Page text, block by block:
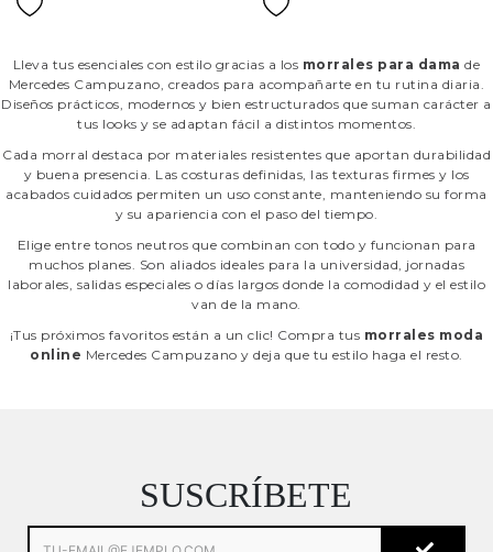
Lleva tus esenciales con estilo gracias a los morrales para dama de
Mercedes Campuzano, creados para acompañarte en tu rutina diaria.
Diseños prácticos, modernos y bien estructurados que suman carácter a
tus looks y se adaptan fácil a distintos momentos.
Cada morral destaca por materiales resistentes que aportan durabilidad
y buena presencia. Las costuras definidas, las texturas firmes y los
acabados cuidados permiten un uso constante, manteniendo su forma
y su apariencia con el paso del tiempo.
Elige entre tonos neutros que combinan con todo y funcionan para
muchos planes. Son aliados ideales para la universidad, jornadas
laborales, salidas especiales o días largos donde la comodidad y el estilo
van de la mano.
¡Tus próximos favoritos están a un clic! Compra tus morrales moda
online Mercedes Campuzano y deja que tu estilo haga el resto.
SUSCRÍBETE